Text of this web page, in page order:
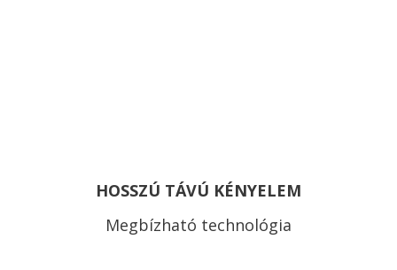
HOSSZÚ TÁVÚ KÉNYELEM
Megbízható technológia